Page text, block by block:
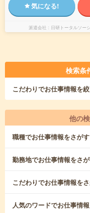
気になる!
派遣会社 日研トータルソ
検索条
こだわりでお仕事情報を
他の
職種でお仕事情報をさがす
勤務地でお仕事情報をさ
こだわりでお仕事情報を
人気のワードでお仕事情